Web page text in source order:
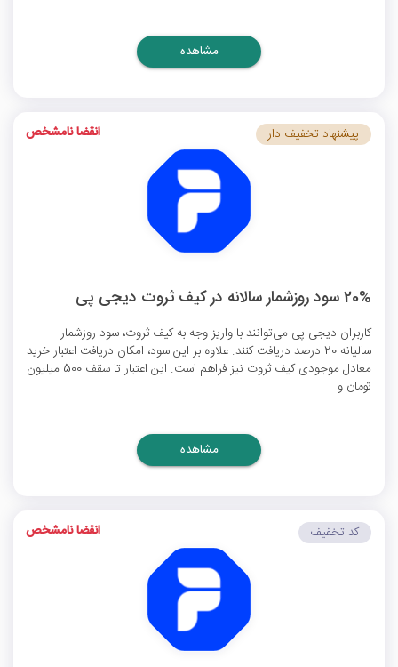
مشاهده
20% سود روزشمار سالانه در کیف ثروت دیجی پی
کاربران دیجی پی می‌توانند با واریز وجه به کیف ثروت، سود روزشمار
سالیانه 20 درصد دریافت کنند. علاوه بر این سود، امکان دریافت اعتبار خرید
معادل موجودی کیف ثروت نیز فراهم است. این اعتبار تا سقف 500 میلیون
تومان و ...
پیشنهاد تخفیف دار انقضا نامشخص
مشاهده
کد تخفیف انقضا نامشخص